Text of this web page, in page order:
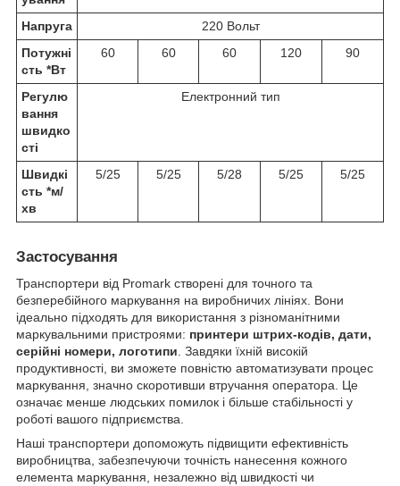
Напруга
220 Вольт
Потужні
сть *Вт
60 60 60 120 90
Регулю
вання
швидко
сті
Електронний тип
Швидкі
сть *м/
хв
5/25 5/25 5/28 5/25 5/25
Застосування
Транспортери від Promark створені для точного та
безперебійного маркування на виробничих лініях. Вони
ідеально підходять для використання з різноманітними
маркувальними пристроями: принтери штрих-кодів, дати,
серійні номери, логотипи. Завдяки їхній високій
продуктивності, ви зможете повністю автоматизувати процес
маркування, значно скоротивши втручання оператора. Це
означає менше людських помилок і більше стабільності у
роботі вашого підприємства.
Наші транспортери допоможуть підвищити ефективність
виробництва, забезпечуючи точність нанесення кожного
елемента маркування, незалежно від швидкості чи